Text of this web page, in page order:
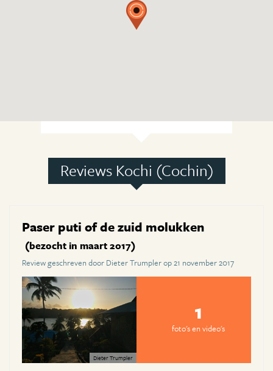
Reviews Kochi (Cochin)
Paser puti of de zuid molukken
(bezocht in maart 2017)
Review geschreven door Dieter Trumpler op 21 november 2017
Dieter Trumpler
1
foto's en video's